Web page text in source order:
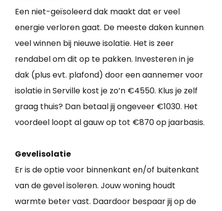
Een niet-geïsoleerd dak maakt dat er veel
energie verloren gaat. De meeste daken kunnen
veel winnen bij nieuwe isolatie. Het is zeer
rendabel om dit op te pakken. Investeren in je
dak (plus evt. plafond) door een aannemer voor
isolatie in Serville kost je zo’n €4550. Klus je zelf
graag thuis? Dan betaal jij ongeveer €1030. Het
voordeel loopt al gauw op tot €870 op jaarbasis.
Gevelisolatie
Er is de optie voor binnenkant en/of buitenkant
van de gevel isoleren. Jouw woning houdt
warmte beter vast. Daardoor bespaar jij op de